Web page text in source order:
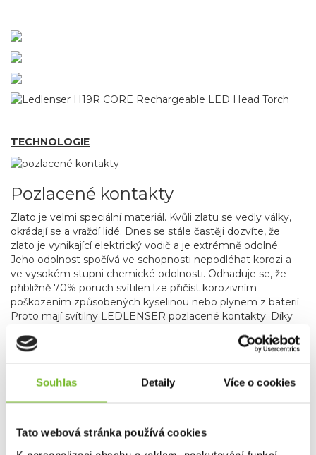
Souhlas Detaily Více o cookies
Tato webová stránka používá cookies
TECHNOLOGIE
Pozlacené kontakty
Zlato je velmi speciální materiál. Kvůli zlatu se vedly války,
okrádají se a vraždí lidé. Dnes se stále častěji dozvíte, že
zlato je vynikající elektrický vodič a je extrémně odolné.
Jeho odolnost spočívá ve schopnosti nepodléhat korozi a
ve vysokém stupni chemické odolnosti. Odhaduje se, že
přibližně 70% poruch svítilen lze přičíst korozivním
poškozením způsobených kyselinou nebo plynem z baterií.
Proto mají svítilny LEDLENSER pozlacené kontakty. Díky
desetiletí.
vysokém zatížení se některé vodiče zahřívají a díky tomu
naopak. Energie dodávaná z baterií nesmí ohřívat kontakty,
ale být dodávána do LED diody. Mnoho konkurenčních